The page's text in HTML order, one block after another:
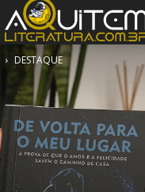
DESTAQUE